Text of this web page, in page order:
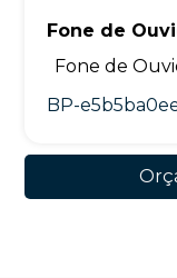
Fone de
Fone de
BP-